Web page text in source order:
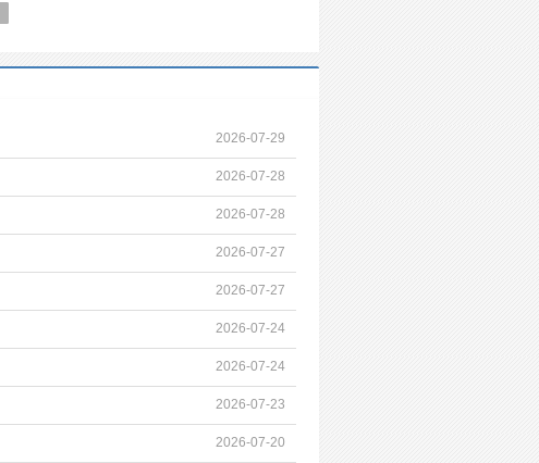
2026-07-29
2026-07-28
2026-07-28
2026-07-27
2026-07-27
2026-07-24
2026-07-24
2026-07-23
2026-07-20